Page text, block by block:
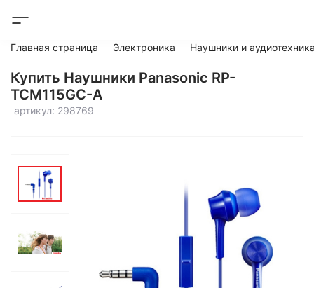
Главная страница Электроника Наушники и
Купить Наушники Panasonic RP-
TCM115GC-A
артикул: 298769